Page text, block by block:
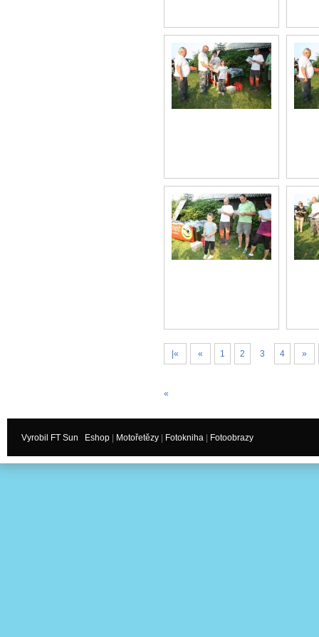
|« « 1 2 3 4 »
«
Vyrobil FT Sun Eshop Motořetězy Fotokniha Fotoobrazy